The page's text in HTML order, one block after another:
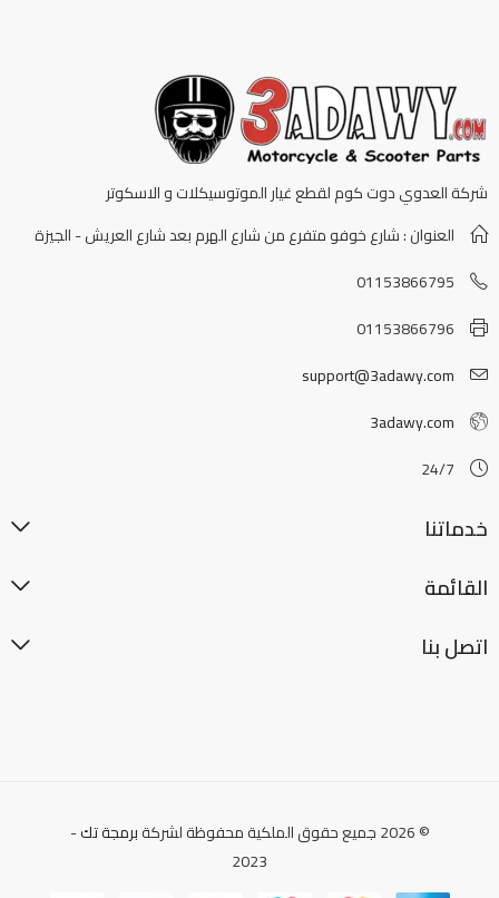
شركة العدوي دوت كوم لقطع غيار الموتوسيكلات و الاسكوتر
العنوان : شارع خوفو متفرع من شارع الهرم بعد شارع العريش - الجيزة
01153866795
01153866796
support@3adawy.com
3adawy.com
24/7
خدماتنا
القائمة
اتصل بنا
© 2026 جميع حقوق الملكية محفوظة لشركة برمجة تك-
2023